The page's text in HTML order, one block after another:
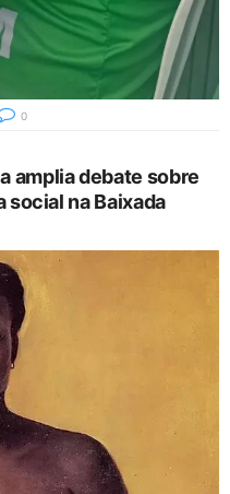
0
amplia debate sobre
social na Baixada